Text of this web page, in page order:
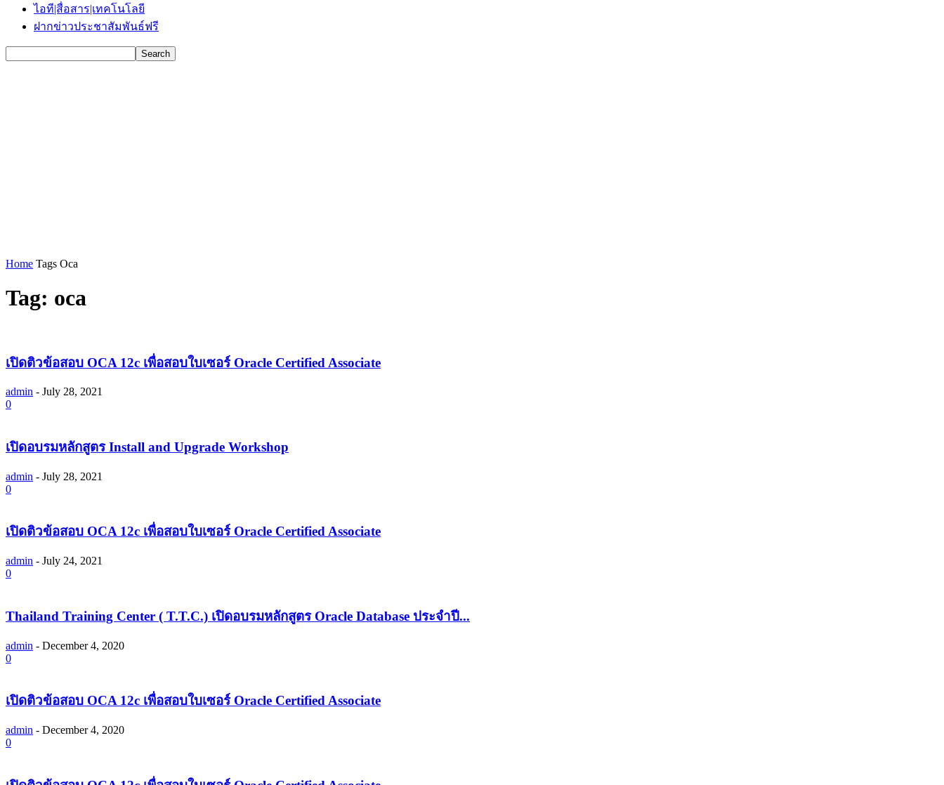
ไอที|สื่อสาร|เทคโนโลยี
ฝากข่าวประชาสัมพันธ์ฟรี
Home Tags Oca
Tag: oca
เปิดติวข้อสอบ OCA 12c เพื่อสอบใบเซอร์ Oracle Certified Associate
admin - July 28, 2021
0
เปิดอบรมหลักสูตร Install and Upgrade Workshop
admin - July 28, 2021
0
เปิดติวข้อสอบ OCA 12c เพื่อสอบใบเซอร์ Oracle Certified Associate
admin - July 24, 2021
0
Thailand Training Center ( T.T.C.) เปิดอบรมหลักสูตร Oracle Database ประจำปี...
admin - December 4, 2020
0
เปิดติวข้อสอบ OCA 12c เพื่อสอบใบเซอร์ Oracle Certified Associate
admin - December 4, 2020
0